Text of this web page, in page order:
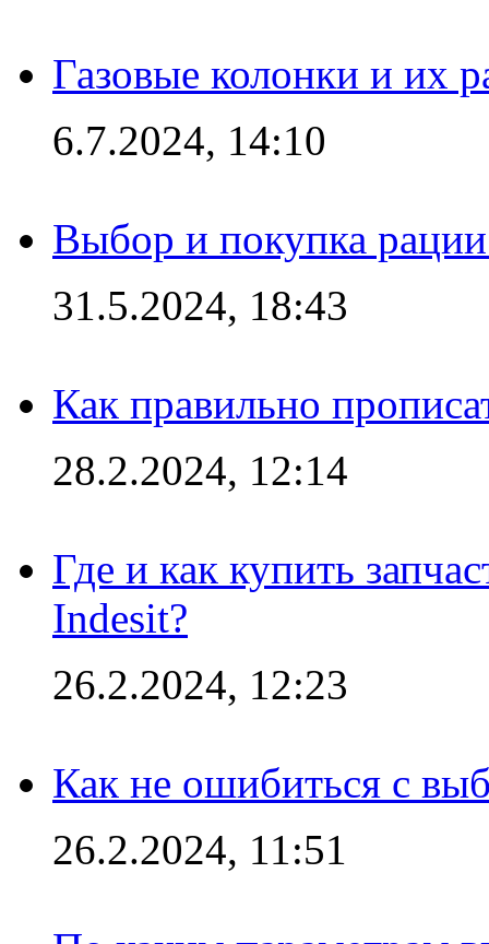
Газовые колонки и их
6.7.2024, 14:10
Выбор и покупка
31.5.2024, 18:43
Как правильно
28.2.2024, 12:14
Где и как купить
Indesit?
26.2.2024, 12:23
Как не ошибиться с
26.2.2024, 11:51